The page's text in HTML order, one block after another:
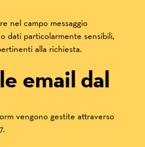
nel campo messaggio
dati particolarmente sensibili,
alla richiesta.
email dal
vengono gestite attraverso